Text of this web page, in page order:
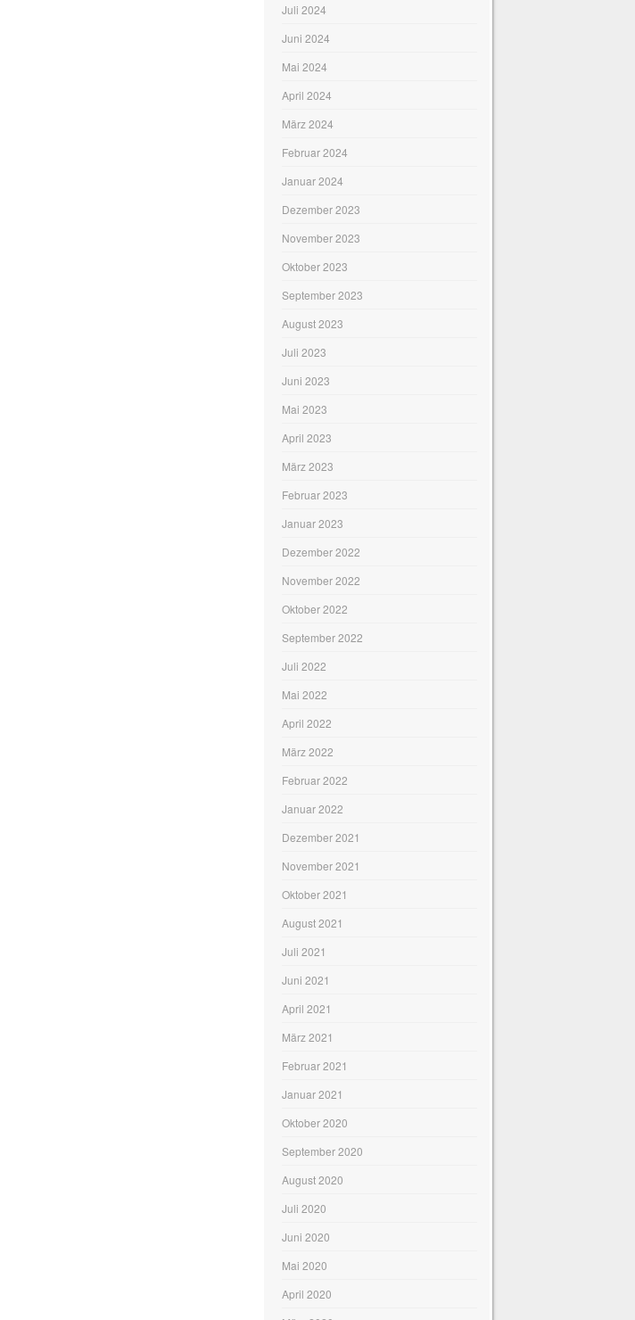
Juli 2024
Juni 2024
Mai 2024
April 2024
März 2024
Februar 2024
Januar 2024
Dezember 2023
November 2023
Oktober 2023
September 2023
August 2023
Juli 2023
Juni 2023
Mai 2023
April 2023
März 2023
Februar 2023
Januar 2023
Dezember 2022
November 2022
Oktober 2022
September 2022
Juli 2022
Mai 2022
April 2022
März 2022
Februar 2022
Januar 2022
Dezember 2021
November 2021
Oktober 2021
August 2021
Juli 2021
Juni 2021
April 2021
März 2021
Februar 2021
Januar 2021
Oktober 2020
September 2020
August 2020
Juli 2020
Juni 2020
Mai 2020
April 2020